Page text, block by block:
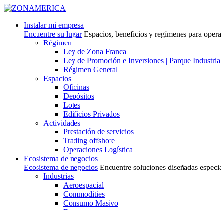
Instalar mi empresa
Encuentre su lugar Espacios, beneficios y regímenes para
Régimen
Ley de Zona Franca
Ley de Promoción e Inversiones | Parque Industrial
Régimen General
Espacios
Oficinas
Depósitos
Lotes
Edificios Privados
Actividades
Prestación de servicios
Trading offshore
Operaciones Logística
Ecosistema de negocios
Ecosistema de negocios Encuentre soluciones diseñadas
Industrias
Aeroespacial
Commodities
Consumo Masivo